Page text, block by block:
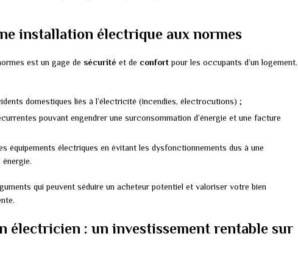
installation électrique aux normes
est un gage de sécurité et de confortpour les occupants d’un logement.
domestiques liés à l’électricité (incendies, électrocutions) ;
pouvant engendrer une surconsommation d’énergie et une facture
équipements électriques en évitant les dysfonctionnements dus à une
qui peuvent séduire un acheteur potentiel et valoriser votre bien
électricien : un investissement rentable sur